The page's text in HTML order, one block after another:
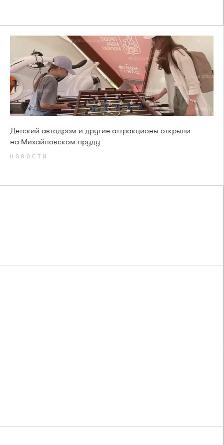
Детский автодром и другие аттракционы открыли
на Михайловском пруду
НОВОСТИ